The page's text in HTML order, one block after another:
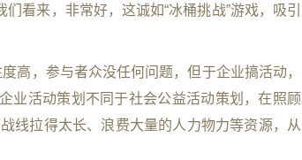
看来，非常好，这诚如“冰桶挑战”游戏，吸引
高，参与者众没任何问题，但于企业搞活动，
业活动策划不同于社会公益活动策划，在照顾
线拉得太长、浪费大量的人力物力等资源，从